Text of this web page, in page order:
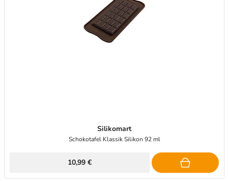
Silikomart
Schokotafel Klassik Silikon 92 ml
10,99 €